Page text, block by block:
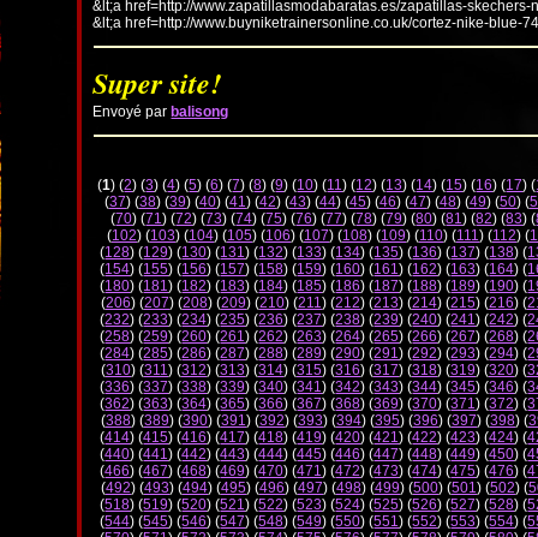
&lt;a href=http://www.zapatillasmodabaratas.es/zapatillas-
&lt;a href=http://www.buyniketrainersonline.co.uk/cortez-nike-blue-
Super site!
Envoyé par balisong
(1) (2) (3) (4) (5) (6) (7) (8) (9) (10) (11) (12) (13) (14) (15) (16) (17) (
(37) (38) (39) (40) (41) (42) (43) (44) (45) (46) (47) (48) (49) (50) (
(70) (71) (72) (73) (74) (75) (76) (77) (78) (79) (80) (81) (82) (83) (
(102) (103) (104) (105) (106) (107) (108) (109) (110) (111) (112) (
(128) (129) (130) (131) (132) (133) (134) (135) (136) (137) (138) (
(154) (155) (156) (157) (158) (159) (160) (161) (162) (163) (164) (
(180) (181) (182) (183) (184) (185) (186) (187) (188) (189) (190) (
(206) (207) (208) (209) (210) (211) (212) (213) (214) (215) (216) (
(232) (233) (234) (235) (236) (237) (238) (239) (240) (241) (242) (
(258) (259) (260) (261) (262) (263) (264) (265) (266) (267) (268) (
(284) (285) (286) (287) (288) (289) (290) (291) (292) (293) (294) (
(310) (311) (312) (313) (314) (315) (316) (317) (318) (319) (320) (
(336) (337) (338) (339) (340) (341) (342) (343) (344) (345) (346) (
(362) (363) (364) (365) (366) (367) (368) (369) (370) (371) (372) (
(388) (389) (390) (391) (392) (393) (394) (395) (396) (397) (398) (
(414) (415) (416) (417) (418) (419) (420) (421) (422) (423) (424) (
(440) (441) (442) (443) (444) (445) (446) (447) (448) (449) (450) (
(466) (467) (468) (469) (470) (471) (472) (473) (474) (475) (476) (
(492) (493) (494) (495) (496) (497) (498) (499) (500) (501) (502) (
(518) (519) (520) (521) (522) (523) (524) (525) (526) (527) (528) (
(544) (545) (546) (547) (548) (549) (550) (551) (552) (553) (554) (